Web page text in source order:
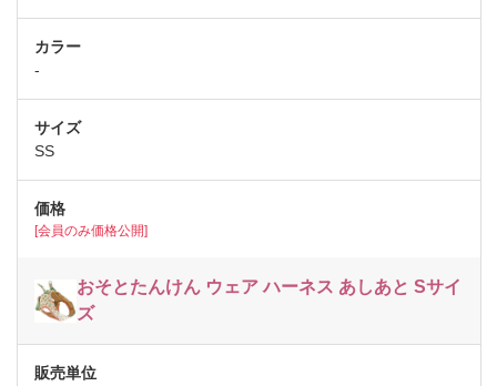
-
SS
[会員のみ価格公開]
おそとたんけん ウェア ハーネス あしあと Sサイ
ズ